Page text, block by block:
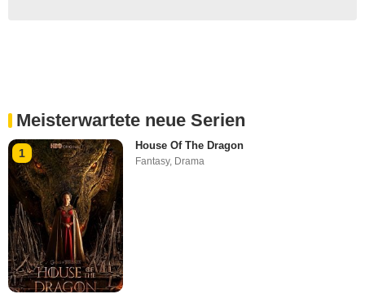
Meisterwartete neue Serien
1
House Of The Dragon
Fantasy, Drama